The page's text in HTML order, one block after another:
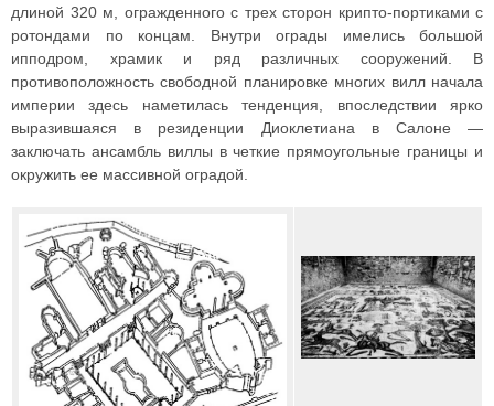
длиной 320 м, огражденного с трех сторон крипто-портиками с
ротондами по концам. Внутри ограды имелись большой
ипподром, храмик и ряд различных сооружений. В
противоположность свободной планировке многих вилл начала
империи здесь наметилась тенденция, впоследствии ярко
выразившаяся в резиденции Диоклетиана в Салоне —
заключать ансамбль виллы в четкие прямоугольные границы и
окружить ее массивной оградой.